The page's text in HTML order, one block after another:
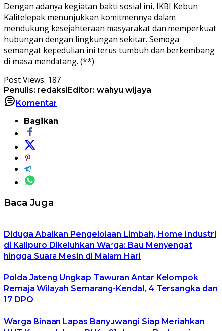
Dengan adanya kegiatan bakti sosial ini, IKBI Kebun
Kalitelepak menunjukkan komitmennya dalam
mendukung kesejahteraan masyarakat dan memperkuat
hubungan dengan lingkungan sekitar. Semoga
semangat kepedulian ini terus tumbuh dan berkembang
di masa mendatang. (**)
Post Views: 187
Penulis: redaksiEditor: wahyu wijaya
Komentar
Bagikan
Baca Juga
Diduga Abaikan Pengelolaan Limbah, Home Industri
di Kalipuro Dikeluhkan Warga: Bau Menyengat
hingga Suara Mesin di Malam Hari
Polda Jateng Ungkap Tawuran Antar Kelompok
Remaja Wilayah Semarang-Kendal, 4 Tersangka dan
17 DPO
Warga Binaan Lapas Banyuwangi Siap Meriahkan